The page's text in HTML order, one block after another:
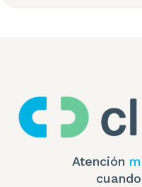
Atención